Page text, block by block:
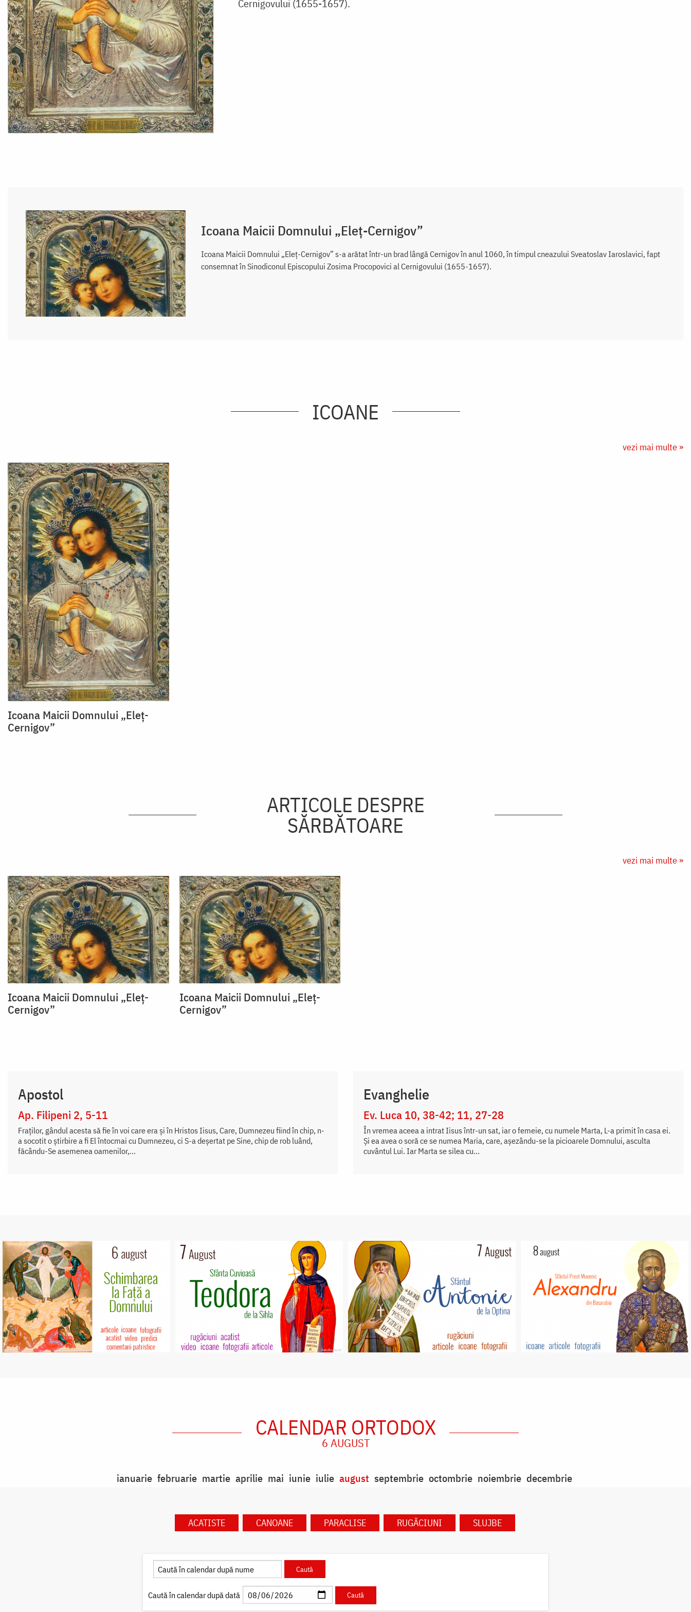
Cernigovului (1655-1657).
Icoana Maicii Domnului „Eleț-Cernigov”
Icoana Maicii Domnului „Eleț-Cernigov” s-a arătat într-un brad lângă Cernigov în anul 1060, în timpul cneazului Sveatoslav Iaroslavici, fapt
consemnat în Sinodiconul Episcopului Zosima Procopovici al Cernigovului (1655-1657).
ICOANE
vezi mai multe »
Icoana Maicii Domnului „Eleț-
Cernigov”
ARTICOLE DESPRE
SĂRBĂTOARE
vezi mai multe »
Icoana Maicii Domnului „Eleț-
Cernigov”
Icoana Maicii Domnului „Eleț-
Cernigov”
Apostol
Ap. Filipeni 2, 5-11
Fraților, gândul acesta să fie în voi care era și în Hristos Iisus, Care, Dumnezeu fiind în chip, n-
a socotit o știrbire a fi El întocmai cu Dumnezeu, ci S-a deșertat pe Sine, chip de rob luând,
făcându-Se asemenea oamenilor,...
Evanghelie
Ev. Luca 10, 38-42; 11, 27-28
În vremea aceea a intrat Iisus într-un sat, iar o femeie, cu numele Marta, L-a primit în casa ei.
Și ea avea o soră ce se numea Maria, care, așezându-se la picioarele Domnului, asculta
cuvântul Lui. Iar Marta se silea cu...
CALENDAR ORTODOX
6 AUGUST
ianuarie februarie martie aprilie mai iunie iulie august septembrie octombrie noiembrie decembrie
ACATISTE CANOANE PARACLISE RUGĂCIUNI SLUJBE
Caută în calendar după dată